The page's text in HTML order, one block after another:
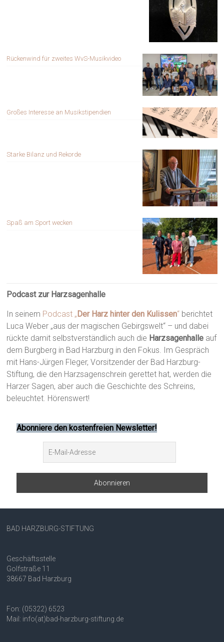
Rückenwind für zweites WvS-Musikvideo
Großes Interesse an Musikstipendien
Starke Bilanz und Rekorde
Spaß am Sport wecken
Podcast zur Harzsagenhalle
In seinem Podcast „ Der Harz hinter den Kulissen“ berichtet
Luca Weber „aus der magischen Gebirgswelt“ – und dabei
rückte damit selbstverständlich auch die Harzsagenhalle auf
dem Burgberg in Bad Harzburg in den Fokus. Im Gespräch
mit Hans-Jürgen Fleger, Vorsitzender der Bad Harzburg-
Stiftung, die den Harzsagenschrein gerettet hat, werden die
Harzer Sagen, aber auch die Geschichte des Schreins,
beleuchtet. Hörenswert!
Abonniere den kostenfreien Newsletter!
BAD HARZBURG-STIFTUNG
Geschäftsstelle
Golfstraße 11
38667 Bad Harzburg
Fon: (05322) 6523
Mail: info(at)bad-harzburg-stiftung.de